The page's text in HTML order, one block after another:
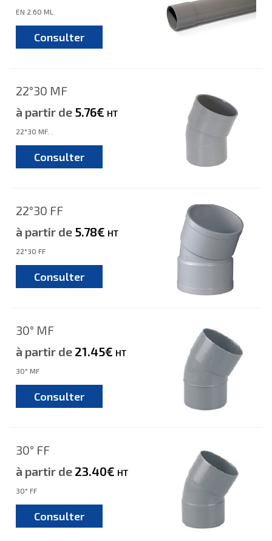
EN 2.60 ML.
Consulter
22°30 MF
à partir de 5.76€ HT
22°30 MF. .
Consulter
22°30 FF
à partir de 5.78€ HT
22°30 FF
Consulter
30° MF
à partir de 21.45€ HT
30° MF
Consulter
30° FF
à partir de 23.40€ HT
30° FF
Consulter